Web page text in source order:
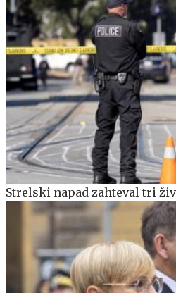
Strelski napad zahteval tri